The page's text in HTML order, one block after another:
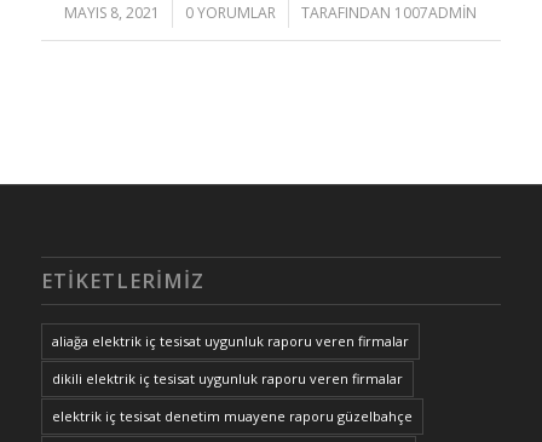
MAYIS 8, 2021
/ 0 YORUMLAR
/ TARAFINDAN 1007ADMIN
ETIKETLERIMIZ
aliağa elektrik iç tesisat uygunluk raporu veren firmalar
dikili elektrik iç tesisat uygunluk raporu veren firmalar
elektrik iç tesisat denetim muayene raporu güzelbahçe